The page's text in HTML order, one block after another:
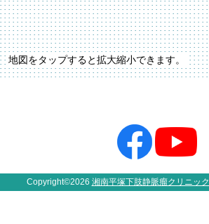
地図をタップすると拡大縮小できます。
Copyright©2026 湘南平塚下肢静脈瘤クリニック